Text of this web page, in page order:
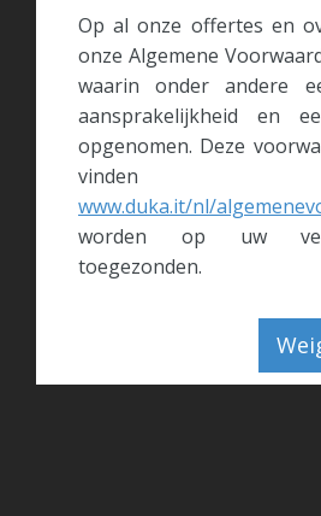
Op al onze offertes en
onze Algemene
waarin onder andere
aansprakelijkheid en
opgenomen. Deze
www.duka.it/nl/
worden op uw
toegezonden.